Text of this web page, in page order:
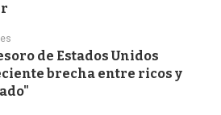
de Estados Unidos
brecha entre ricos y